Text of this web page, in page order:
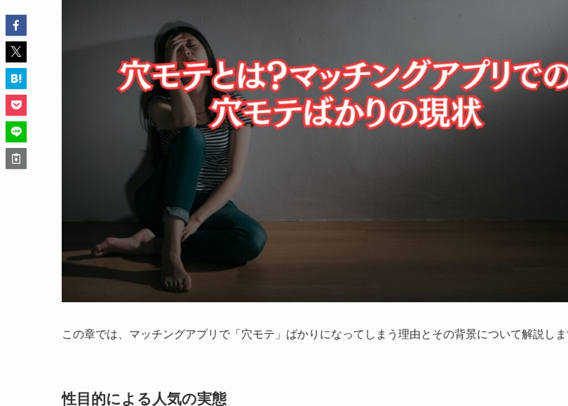
この章では、マッチングアプリで「穴モテ」ばかりになってしまう理由とその背景について解説しま
性目的による人気の実態